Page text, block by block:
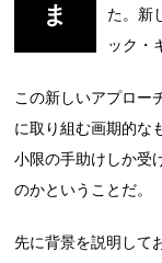
ま
た。新
ック・
この新しいアプロー
に取り組む画期的な
小限の手助けしか受
のかということだ。
先に背景を説明して